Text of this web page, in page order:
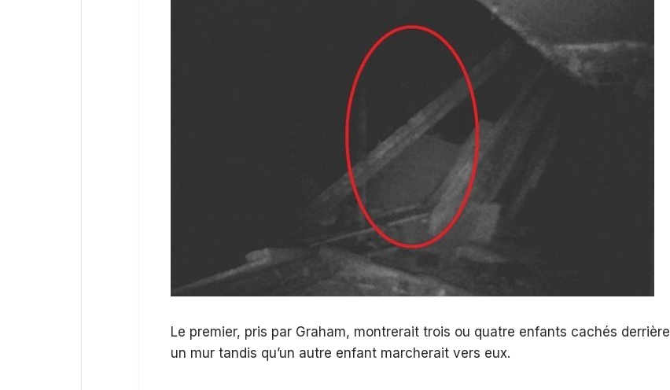
Le premier, pris par Graham, montrerait trois ou quatre enfants cachés derrière
un mur tandis qu’un autre enfant marcherait vers eux.